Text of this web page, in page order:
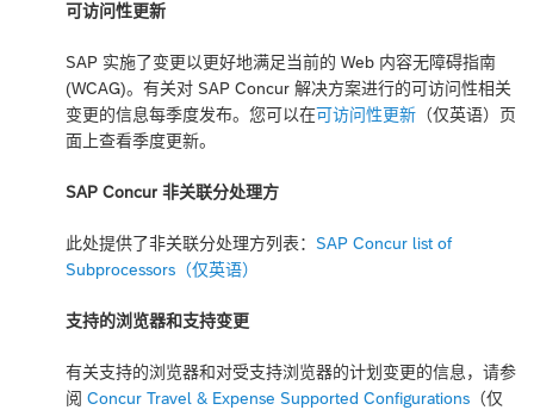
可访问性更新
SAP 实施了变更以更好地满足当前的 Web 内容无障碍指南
(WCAG)。有关对 SAP Concur 解决方案进行的可访问性相关
变更的信息每季度发布。您可以在可访问性更新 （仅英语）页
面上查看季度更新。
SAP Concur 非关联分处理方
此处提供了非关联分处理方列表： SAP Concur list of
Subprocessors（仅英语）
支持的浏览器和支持变更
有关支持的浏览器和对受支持浏览器的计划变更的信息，请参
阅 Concur Travel & Expense Supported Configurations （仅